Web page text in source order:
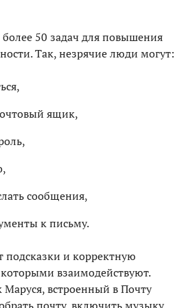
50 задач для повышения
Так, незрячие люди могут:
ящик,
сообщения,
к письму.
подсказки и корректную
взаимодействуют.
встроенный в Почту